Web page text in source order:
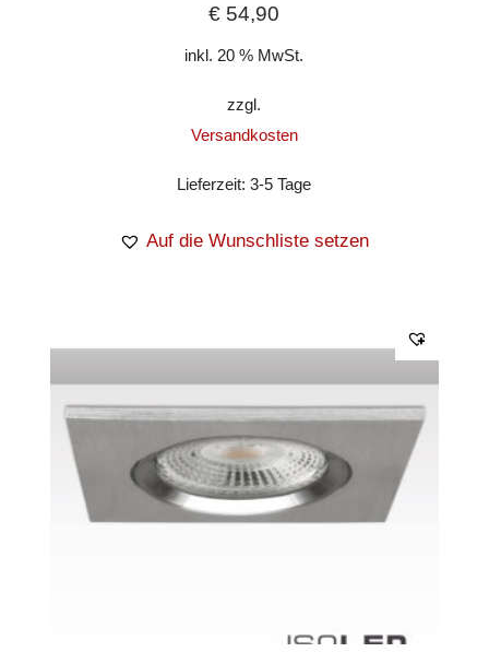
€ 54,90
inkl. 20 % MwSt.
zzgl.
Versandkosten
Lieferzeit:3-5 Tage
Auf die Wunschliste setzen